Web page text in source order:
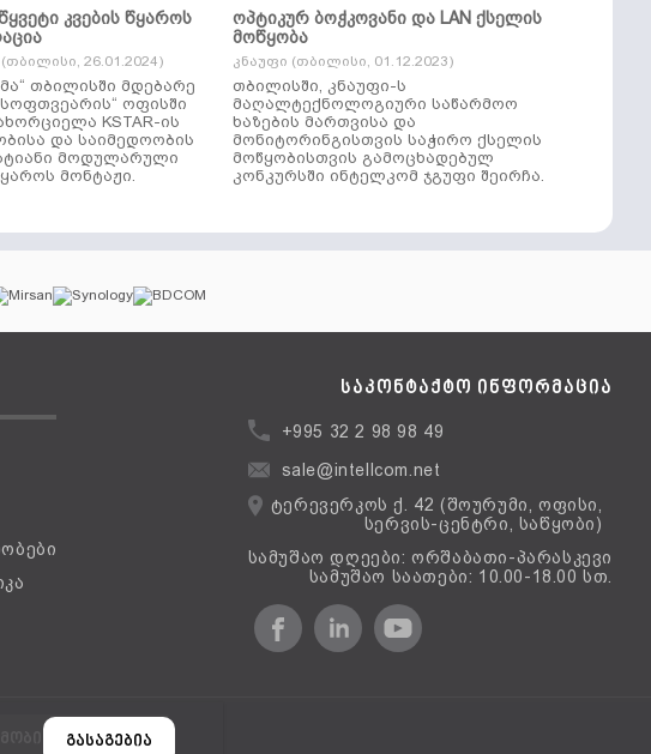
კვების წყაროს
26.01.2024)
თბილისში მდებარე
ოფისში
KSTAR-ის
და საიმედოობის
მოდულარული
მონტაჟი.
ოპტიკურ ბოჭკოვანი და LAN ქსელის
მოწყობა
კნაუფი (თბილისი, 01.12.2023)
თბილისში, კნაუფი-ს
მაღალტექნოლოგიური საწარმოო
ხაზების მართვისა და
მონიტორინგისთვის საჭირო ქსელის
მოწყობისთვის გამოცხადებულ
კონკურსში ინტელკომ ჯგუფი შეირჩა.
საკონტაქტო ინფორმაცია
+995 32 2 98 98 49
sale@intellcom.net
ტერევერკოს ქ. 42 (შოურუმი, ოფისი,
სერვის-ცენტრი, საწყობი)
სამუშაო დღეები: ორშაბათი-პარასკევი
სამუშაო საათები: 10.00-18.00 სთ.
მობილური ვერსია
გასაგებია